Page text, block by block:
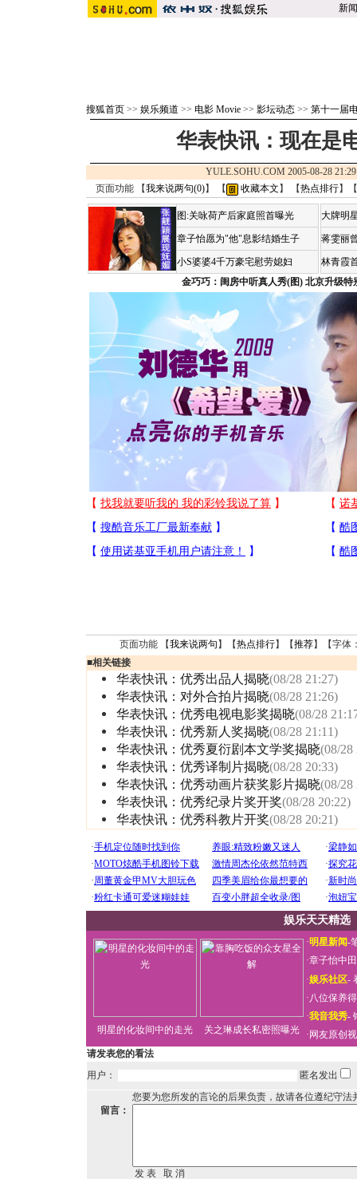
新闻
搜狐首页 >> 娱乐频道 >> 电影 Movie >> 影坛动态 >> 第十一届
华表快讯：现在是
YULE.SOHU.COM 2005-08-28
页面功能 【我来说两句(0)】 【 收藏本文 】 【热点排行】【
图:关咏荷产后家庭照首曝光
章子怡愿为"他"息影结婚生子
小S婆婆4千万豪宅慰劳媳妇
大牌明
蒋雯丽
林青霞
金巧巧：闺房中听真人秀(图) 北京升级特
页面功能 【我来说两句 】【热点排行】【推荐】【字体
■相关链接
华表快讯：优秀出品人揭晓(08/28 21:27)
华表快讯：对外合拍片揭晓(08/28 21:26)
华表快讯：优秀电视电影奖揭晓(08/28
华表快讯：优秀新人奖揭晓(08/28 21:11)
华表快讯：优秀夏衍剧本文学奖揭晓(08/28
华表快讯：优秀译制片揭晓(08/28 20:33)
华表快讯：优秀动画片获奖影片揭晓(08/28
华表快讯：优秀纪录片奖开奖(08/28 20:22)
华表快讯：优秀科教片开奖(08/28 20:21)
娱乐天天精选
明星的化妆间中的走光 关之琳成长私密照曝光
·明星新闻-
·章子怡中
·娱乐社区-
·八位保养
·我音我秀-
· 网友原创
请发表您的看法
用户：
匿名发出
您要为您所发的言论的后果负责，故请各位遵纪守法
留言：